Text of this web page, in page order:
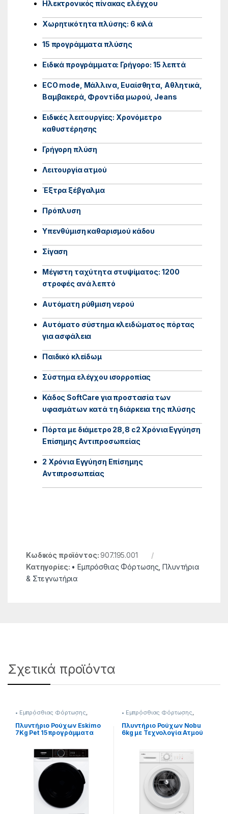
Ηλεκτρονικός πίνακας ελέγχου
Χωρητικότητα πλύσης: 6 κιλά
15 προγράμματα πλύσης
Ειδικά προγράμματα: Γρήγορο: 15 λεπτά
ECO mode, Μάλλινα, Ευαίσθητα, Αθλητικά,
Βαμβακερά, Φροντίδα μωρού, Jeans
Ειδικές λειτουργίες: Χρονόμετρο
καθυστέρησης
Γρήγορη πλύση
Λειτουργία ατμού
Έξτρα ξέβγαλμα
Πρόπλυση
Υπενθύμιση καθαρισμού κάδου
Σίγαση
Μέγιστη ταχύτητα στυψίματος: 1200
στροφές ανά λεπτό
Αυτόματη ρύθμιση νερού
Αυτόματο σύστημα κλειδώματος πόρτας
για ασφάλεια
Παιδικό κλείδωμ
Σύστημα ελέγχου ισορροπίας
Κάδος SoftCare για προστασία των
υφασμάτων κατά τη διάρκεια της πλύσης
Πόρτα με διάμετρο 28,8 c2 Χρόνια Εγγύηση
Επίσημης Αντιπροσωπείας
2 Χρόνια Εγγύηση Επίσημης
Αντιπροσωπείας
Κωδικός προϊόντος:907.195.001
Κατηγορίες: • Εμπρόσθιας Φόρτωσης ,Πλυντήρια
& Στεγνωτήρια
Σχετικά προϊόντα
• Εμπρόσθιας Φόρτωσης,
Πλυντήρια & Στεγνωτήρια
Πλυντήριο Ρούχων Eskimo
7Kg Pet 15 προγράμματα
• Εμπρόσθιας Φόρτωσης,
Πλυντήρια & Στεγνωτήρια
Πλυντήριο Ρούχων Nobu
6kg με Τεχνολογία Ατμού